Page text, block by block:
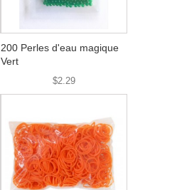
200 Perles d'eau magique
Vert
$2.29